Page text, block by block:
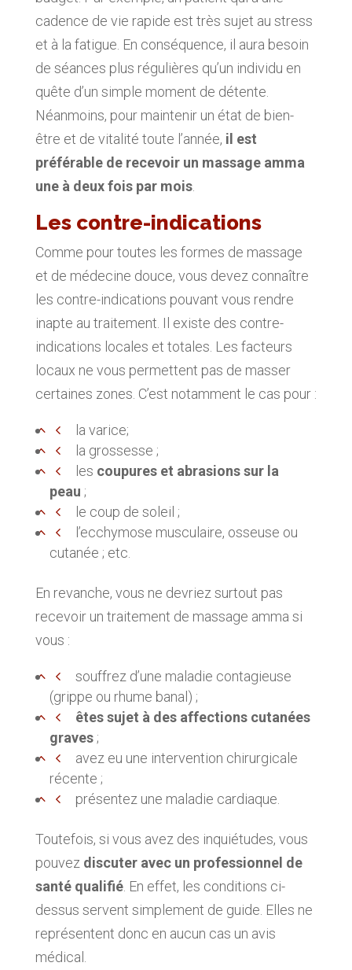
cadence de vie rapide est très sujet au stress
et à la fatigue. En conséquence, il aura besoin
de séances plus régulières qu’un individu en
quête d’un simple moment de détente.
Néanmoins, pour maintenir un état de bien-
être et de vitalité toute l’année, il est
préférable de recevoir un massage amma
une à deux fois par mois.
Les contre-indications
Comme pour toutes les formes de massage
et de médecine douce, vous devez connaître
les contre-indications pouvant vous rendre
inapte au traitement. Il existe des contre-
indications locales et totales. Les facteurs
locaux ne vous permettent pas de masser
certaines zones. C’est notamment le cas pour :
la varice;
la grossesse ;
les coupures et abrasions sur la
peau ;
le coup de soleil ;
l’ecchymose musculaire, osseuse ou
cutanée ; etc.
En revanche, vous ne devriez surtout pas
recevoir un traitement de massage amma si
vous :
souffrez d’une maladie contagieuse
(grippe ou rhume banal) ;
êtes sujet à des affections cutanées
graves;
avez eu une intervention chirurgicale
récente ;
présentez une maladie cardiaque.
Toutefois, si vous avez des inquiétudes, vous
pouvez discuter avec un professionnel de
santé qualifié. En effet, les conditions ci-
dessus servent simplement de guide. Elles ne
représentent donc en aucun cas un avis
médical.